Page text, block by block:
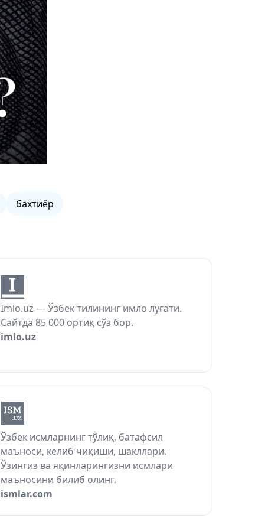
бахтиёр
Imlo.uz — Ўзбек тилининг имло луғати.
Сайтда 85 000 ортиқ сўз бор.
imlo.uz
Ўзбек исмларнинг тўлиқ, батафсил
маъноси, келиб чиқиши, шакллари.
Ўзингиз ва яқинларингизни исмлари
маъносини билиб олинг.
ismlar.com